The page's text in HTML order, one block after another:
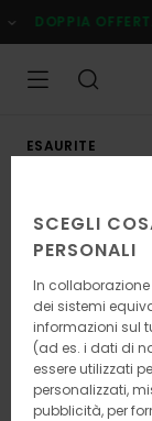
alle
informazioni
prodotto
DOPPIA OFFERTA
ESAURITE
SCEGLI
PERSONALI
In
dei sistemi
informazioni sul
(ad es. i dati di
essere utilizzati
personalizzati,
pubblicità, per